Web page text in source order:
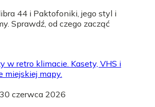
44 i Paktofoniki, jego styl i
Sprawdź, od czego zacząć
30 czerwca 2026